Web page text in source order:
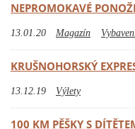
NEPROMOKAVÉ
13.01.20 Magazín
KRUŠNOHORSKÝ
13.12.19 Výlety
100 KM PĚŠKY S